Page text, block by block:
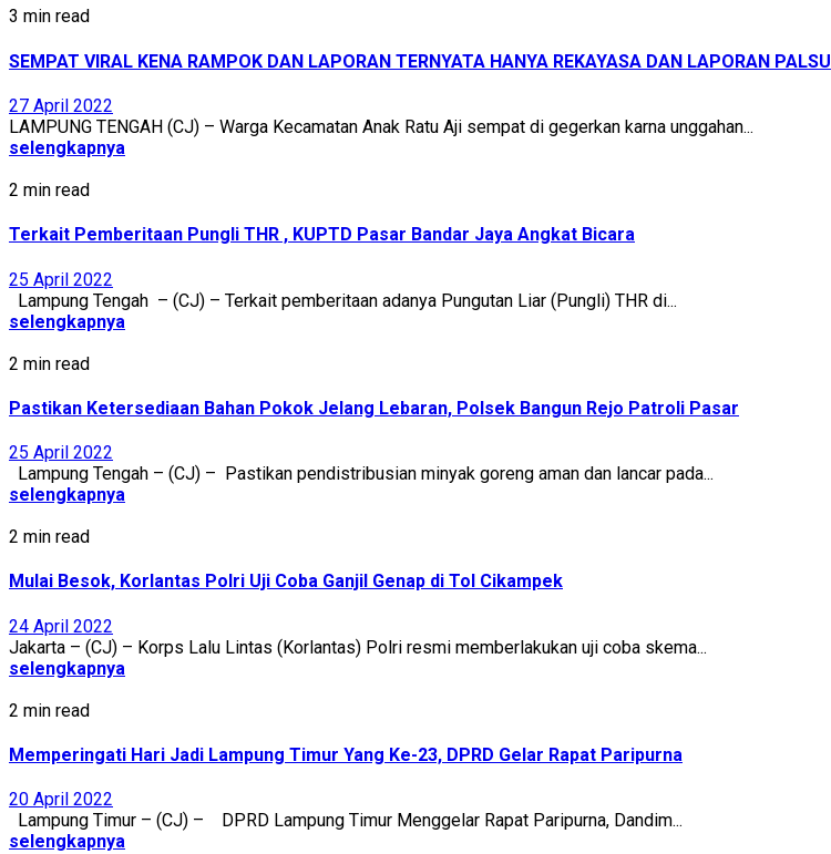
3 min read
SEMPAT VIRAL KENA RAMPOK DAN LAPORAN TERNYATA HANYA REKAYASA DAN LAPORAN PALSU
27 April 2022
LAMPUNG TENGAH (CJ) – Warga Kecamatan Anak Ratu Aji sempat di gegerkan karna unggahan...
selengkapnya
2 min read
Terkait Pemberitaan Pungli THR , KUPTD Pasar Bandar Jaya Angkat Bicara
25 April 2022
Lampung Tengah – (CJ) – Terkait pemberitaan adanya Pungutan Liar (Pungli) THR di...
selengkapnya
2 min read
Pastikan Ketersediaan Bahan Pokok Jelang Lebaran, Polsek Bangun Rejo Patroli Pasar
25 April 2022
Lampung Tengah – (CJ) – Pastikan pendistribusian minyak goreng aman dan lancar pada...
selengkapnya
2 min read
Mulai Besok, Korlantas Polri Uji Coba Ganjil Genap di Tol Cikampek
24 April 2022
Jakarta – (CJ) – Korps Lalu Lintas (Korlantas) Polri resmi memberlakukan uji coba skema...
selengkapnya
2 min read
Memperingati Hari Jadi Lampung Timur Yang Ke-23, DPRD Gelar Rapat Paripurna
20 April 2022
Lampung Timur – (CJ) – DPRD Lampung Timur Menggelar Rapat Paripurna, Dandim...
selengkapnya